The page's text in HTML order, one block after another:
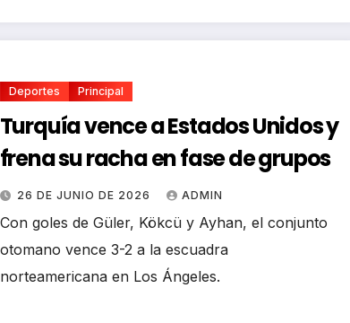
Deportes Principal
Turquía vence a Estados Unidos y
frena su racha en fase de grupos
26 DE JUNIO DE 2026 ADMIN
Con goles de Güler, Kökcü y Ayhan, el conjunto
otomano vence 3-2 a la escuadra
norteamericana en Los Ángeles.